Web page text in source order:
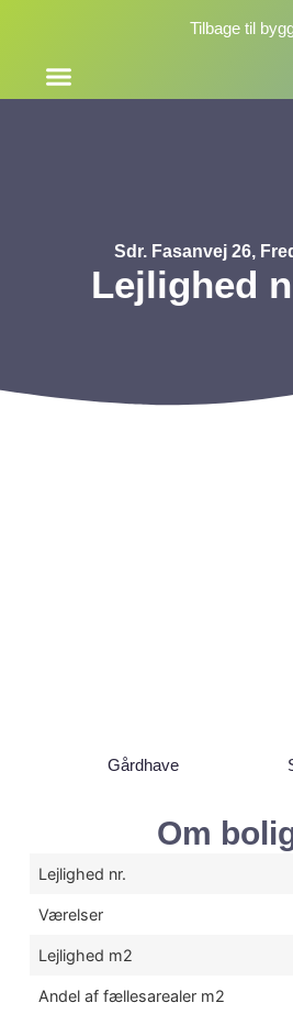
Tilbage til
Sdr. Fasanvej 26,
Lejlighed
Gårdhave
Om
Lejlighed nr.
Værelser
Lejlighed m2
Andel af fællesarealer m2